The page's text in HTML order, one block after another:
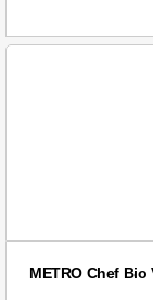
METRO Chef Bio